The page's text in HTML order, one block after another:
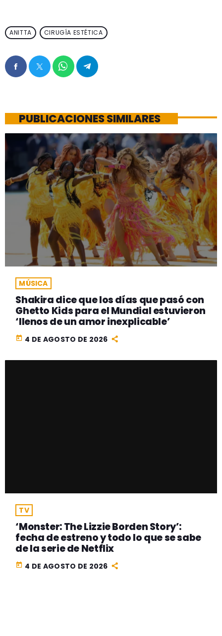
ANITTA CIRUGÍA ESTÉTICA
PUBLICACIONES SIMILARES
MÚSICA
Shakira dice que los días que pasó con
Ghetto Kids para el Mundial estuvieron
‘llenos de un amor inexplicable’
today 4 DE AGOSTO DE 2026
TV
‘Monster: The Lizzie Borden Story’:
fecha de estreno y todo lo que se sabe
de la serie de Netflix
today 4 DE AGOSTO DE 2026